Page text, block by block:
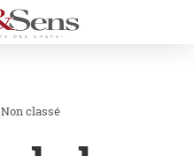
Non classé